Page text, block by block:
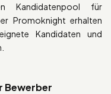
Kandidatenpool für
Promoknight erhalten
Kandidaten und
Bewerber